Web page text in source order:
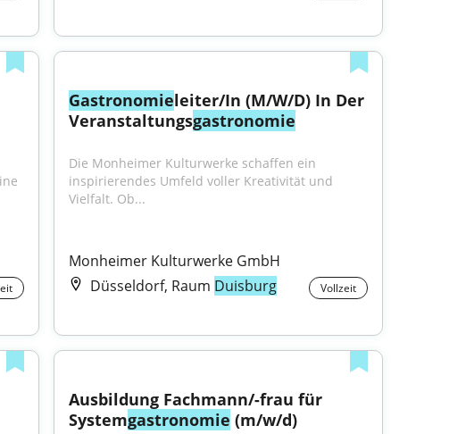
Gastronomieleiter/In (M/W/D) In Der
Veranstaltungsgastronomie
Die Monheimer Kulturwerke schaffen ein
inspirierendes Umfeld voller Kreativität und
Vielfalt. Ob...
Monheimer Kulturwerke GmbH
Düsseldorf, Raum Duisburg Vollzeit
Ausbildung Fachmann/-frau für
Systemgastronomie (m/w/d)